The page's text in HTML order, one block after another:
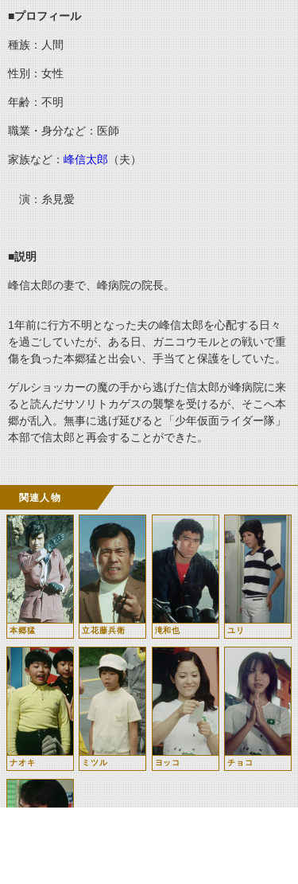
■プロフィール
種族：人間
性別：女性
年齢：不明
職業・身分など：医師
家族など： 峰信太郎 （夫）
演：糸見愛
■説明
峰信太郎の妻で、峰病院の院長。
1年前に行方不明となった夫の峰信太郎を心配する日々
を過ごしていたが、ある日、ガニコウモルとの戦いで重
傷を負った本郷猛と出会い、手当てと保護をしていた。
ゲルショッカーの魔の手から逃げた信太郎が峰病院に来
ると読んだサソリトカゲスの襲撃を受けるが、そこへ本
郷が乱入。無事に逃げ延びると「少年仮面ライダー隊」
本部で信太郎と再会することができた。
関連人物
本郷猛 立花藤兵衛 滝和也 ユリ
ナオキ ミツル ヨッコ チョコ